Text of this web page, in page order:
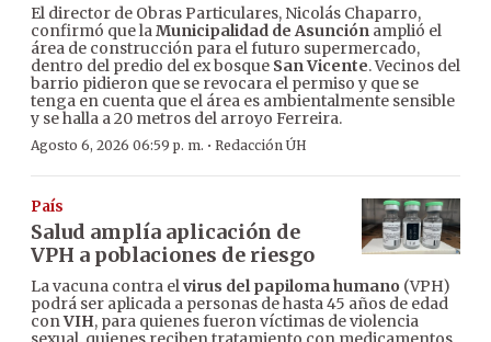
El director de Obras Particulares, Nicolás Chaparro,
confirmó que laMunicipalidad de Asunción amplió el
área de construcción para el futuro supermercado,
dentro del predio del ex bosque San Vicente. Vecinos del
barrio pidieron que se revocara el permiso y que se
tenga en cuenta que el área es ambientalmente sensible
y se halla a 20 metros del arroyo Ferreira.
Agosto 6, 2026 06:59 p. m. · Redacción ÚH
País
Salud amplía aplicación de
VPH a poblaciones de riesgo
La vacuna contra elvirus del papiloma humano (VPH)
podrá ser aplicada a personas de hasta 45 años de edad
conVIH, para quienes fueron víctimas de violencia